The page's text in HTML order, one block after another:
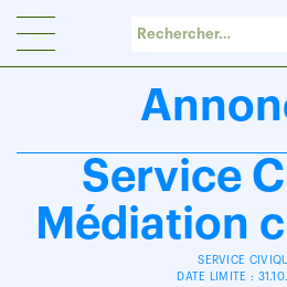
Service
Médiation
SERVICE
DATE LIMITE :